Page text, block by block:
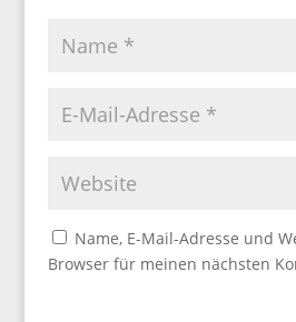
Name, E-Mail-Adresse und
Browser für meinen nächsten